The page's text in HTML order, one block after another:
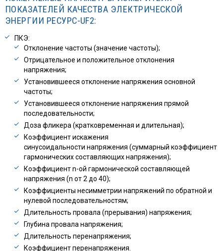
ПОКАЗАТЕЛЕЙ КАЧЕСТВА ЭЛЕКТРИЧЕСКОЙ
ЭНЕРГИИ РЕСУРС-UF2:
ПКЭ:
Отклонение частоты (значение частоты);
Отрицательное и положительное отклонения
напряжения;
Установившееся отклонение напряжения основной
частоты;
Установившееся отклонение напряжения прямой
последовательности;
Доза фликера (кратковременная и длительная);
Коэффициент искажения
синусоидальности напряжения (суммарный коэффициент
гармонических составляющих напряжения);
Коэффициент n-ой гармонической составляющей
напряжения (n от 2 до 40);
Коэффициенты несимметрии напряжений по обратной и
нулевой последовательностям;
Длительность провала (прерывания) напряжения;
Глубина провала напряжения;
Длительность перенапряжения;
Коэффициент перенапряжения.